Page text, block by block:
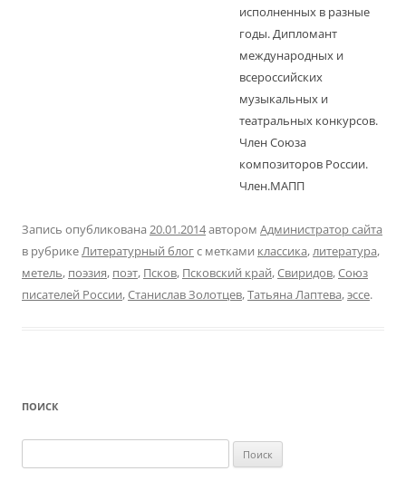
исполненных в разные
годы. Дипломант
международных и
всероссийских
музыкальных и
театральных конкурсов.
Член Союза
композиторов России.
Член.МАПП
Запись опубликована 20.01.2014автором Администратор сайта
в рубрикеЛитературный блогс метками классика,литература,
метель, поэзия, поэт, Псков, Псковский край,Свиридов,Союз
писателей России,Станислав Золотцев,Татьяна Лаптева,эссе.
ПОИСК